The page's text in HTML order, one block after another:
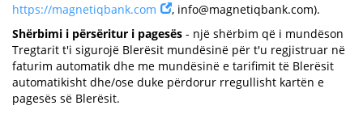
https://magnetiqbank.com
, info@magnetiqbank.com).
Shërbimi i përsëritur i pagesës - një shërbim që i mundëson
Tregtarit t'i sigurojë Blerësit mundësinë për t'u regjistruar në
faturim automatik dhe me mundësinë e tarifimit të Blerësit
automatikisht dhe/ose duke përdorur rregullisht kartën e
pagesës së Blerësit.